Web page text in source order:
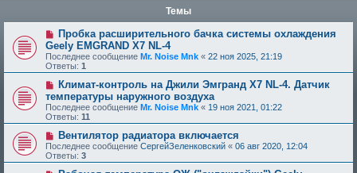
Темы
Пробка расширительного бачка системы охлаждения
Geely EMGRAND X7 NL-4
Последнее сообщение Mr. Noise Mnk « 22 ноя 2025, 21:19
Ответы: 1
Климат-контроль на Джили Эмгранд Х7 NL-4. Датчик
температуры наружного воздуха
Последнее сообщение Mr. Noise Mnk « 19 ноя 2021, 01:22
Ответы: 11
Вентилятор радиатора включается
Последнее сообщение СергейЗеленковский « 06 авг 2020, 12:04
Ответы: 3